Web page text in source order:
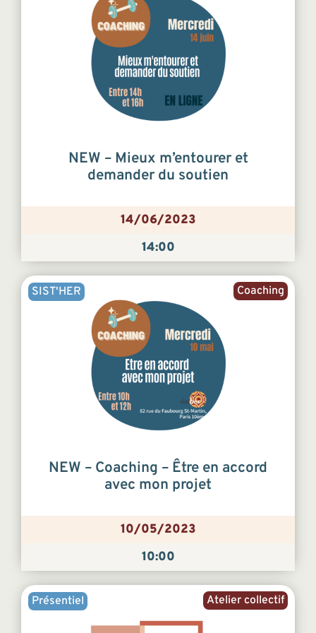
NEW – Mieux m’entourer et
demander du soutien
14/06/2023
14:00
Coaching
SIST'HER
NEW – Coaching – Être en accord
avec mon projet
10/05/2023
10:00
Atelier collectif
Présentiel